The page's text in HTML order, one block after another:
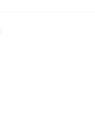
찮다는 갤럭시 제품으로